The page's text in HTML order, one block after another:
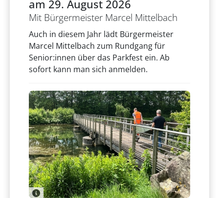
am 29. August 2026
Mit Bürgermeister Marcel Mittelbach
Auch in diesem Jahr lädt Bürgermeister
Marcel Mittelbach zum Rundgang für
Senior:innen über das Parkfest ein. Ab
sofort kann man sich anmelden.